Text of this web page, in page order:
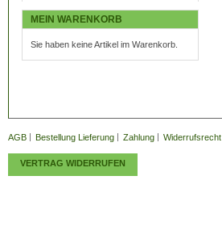
MEIN WARENKORB
Sie haben keine Artikel im Warenkorb.
AGB Bestellung Lieferung Zahlung Widerrufsrecht
VERTRAG WIDERRUFEN